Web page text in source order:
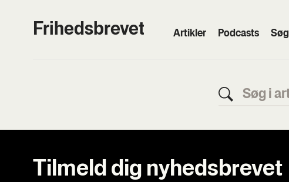
Frihedsbrevet Artik­ler Podcasts Søg
Tilmeld dig nyhedsbrevet